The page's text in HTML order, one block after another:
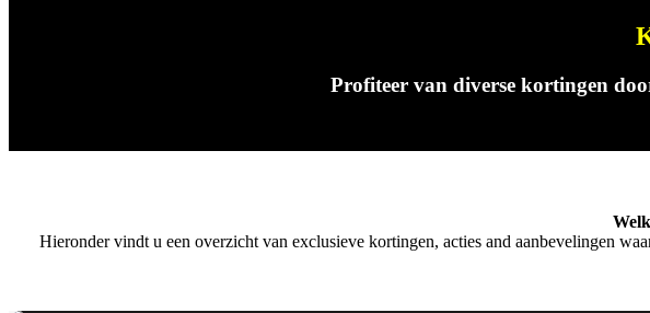
Profiteer van diverse kortingen
Hieronder vindt u een overzicht van exclusieve kortingen, acties and aanbevelingen